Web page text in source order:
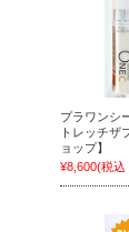
プラワンシ
トレッチザ
ョップ】
¥8,600(税込